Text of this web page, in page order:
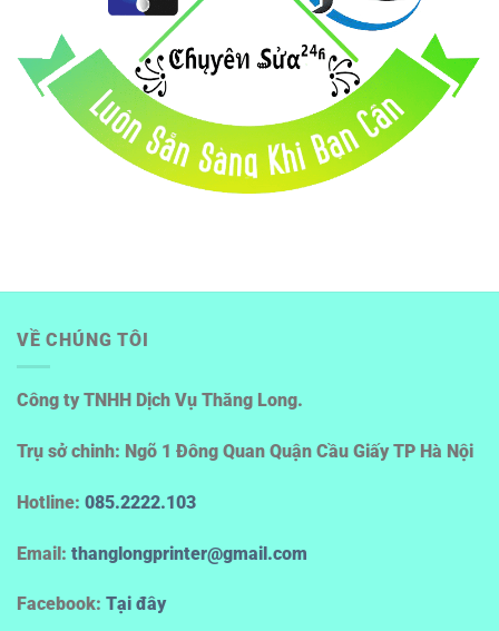
VỀ CHÚNG TÔI
Công ty TNHH Dịch Vụ Thăng Long.
Trụ sở chinh: Ngõ 1 Đông Quan Quận Cầu Giấy TP Hà Nội
Hotline: 085.2222.103
Email: thanglongprinter@gmail.com
Facebook: Tại đây